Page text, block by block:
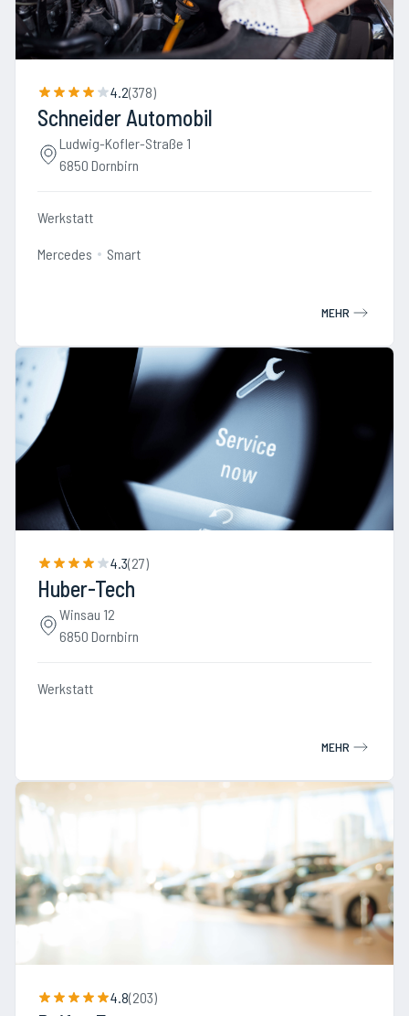
4.2(378)
Schneider Automobil
Ludwig-Kofler-Straße 1
6850 Dornbirn
Werkstatt
Mercedes Smart
MEHR
4.3(27)
Huber-Tech
Winsau 12
6850 Dornbirn
Werkstatt
MEHR
4.8(203)